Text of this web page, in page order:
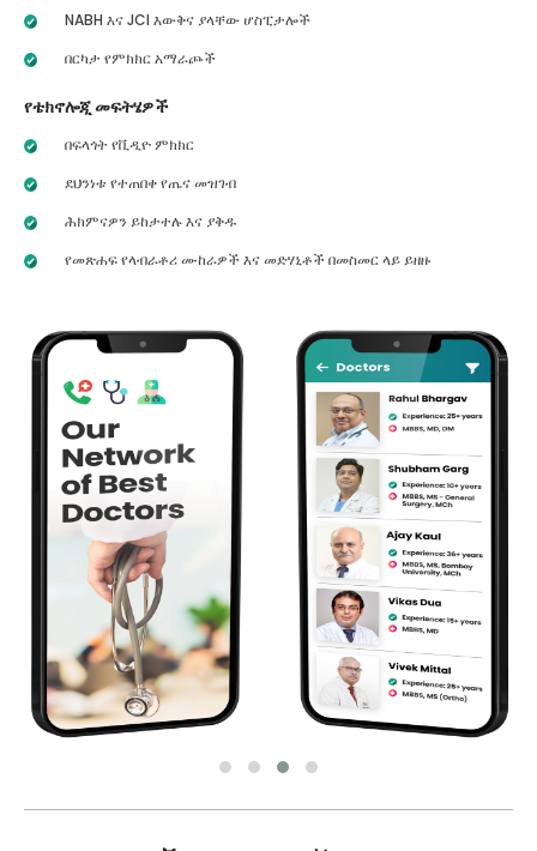
NABH እና JCI እውቅና ያላቸው ሆስፒታሎች
በርካታ የምክክር አማራጮች
የቴክኖሎጂ መፍትሄዎች
በፍላጎት የቪዲዮ ምክክር
ደህንነቱ የተጠበቀ የጤና መዝገብ
ሕክምናዎን ይከታተሉ እና ያቅዱ
የመጽሐፍ የላብራቶሪ ሙከራዎች እና መድሃኒቶች በመስመር ላይ ይዘዙ